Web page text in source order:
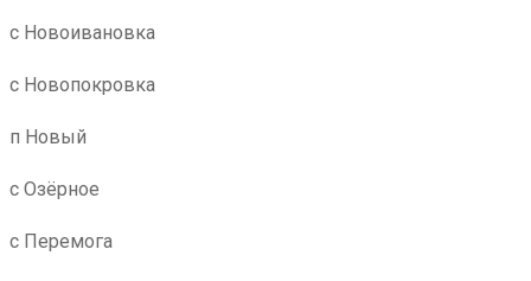
с Новоивановка
с Новопокровка
п Новый
с Озёрное
с Перемога